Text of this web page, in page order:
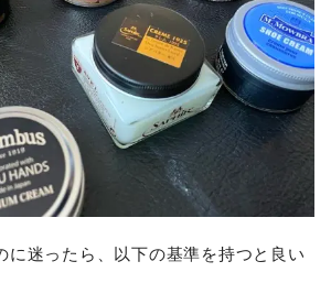
に迷ったら、以下の基準を持つと良い